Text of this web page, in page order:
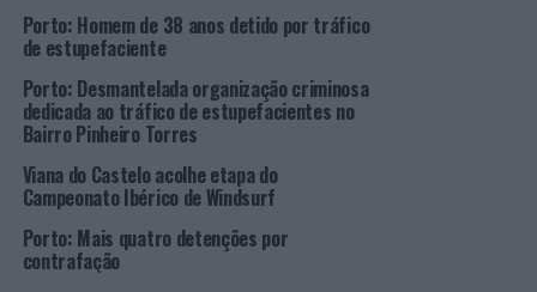
de Prince, as botas de Madonna, uns óculos e uns
auscultadores de Steve Aoki e várias guitarras, de Paul
McCartney, Cliff Richard, Ace Frehley, Nikki Sixx, entre
outros.
Foto: HRCP.
TÓPICOS RELACIONADOS:
CONTEÚDO PUBLICITÁRIO
DESTAQUE
HARD ROCK CAFÉ
Porto: Homem de 38 anos detido por tráfico
de estupefaciente
Porto: Desmantelada organização criminosa
dedicada ao tráfico de estupefacientes no
Bairro Pinheiro Torres
Viana do Castelo acolhe etapa do
Campeonato Ibérico de Windsurf
Porto: Mais quatro detenções por
contrafação